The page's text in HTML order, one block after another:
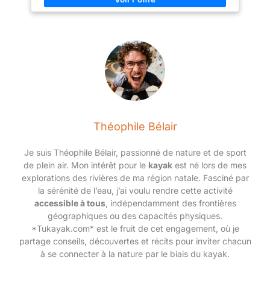
dents. Le frein en forme de U en aluminium et le levier de frein
jeu de roues est équipé de pneus de 20" x 2,4" montés sur des
jantes en aluminium 36H, à simple paroi, avec un essieu avant
de 9,65 cm et une cassette 9T à roulements étanches à
l'arrière. 4 pegs BMX cool sont inclus. Montage facile : le vélo
est assemblé à 85 % et est fourni avec des outils de montage.
-
Théophile Bélair
Je suis Théophile Bélair, passionné de nature et de sport
de plein air. Mon intérêt pour le kayak est né lors de mes
explorations des rivières de ma région natale. Fasciné par
la sérénité de l’eau, j’ai voulu rendre cette activité
accessible à tous, indépendamment des frontières
géographiques ou des capacités physiques.
*Tukayak.com* est le fruit de cet engagement, où je
partage conseils, découvertes et récits pour inviter chacun
à se connecter à la nature par le biais du kayak.